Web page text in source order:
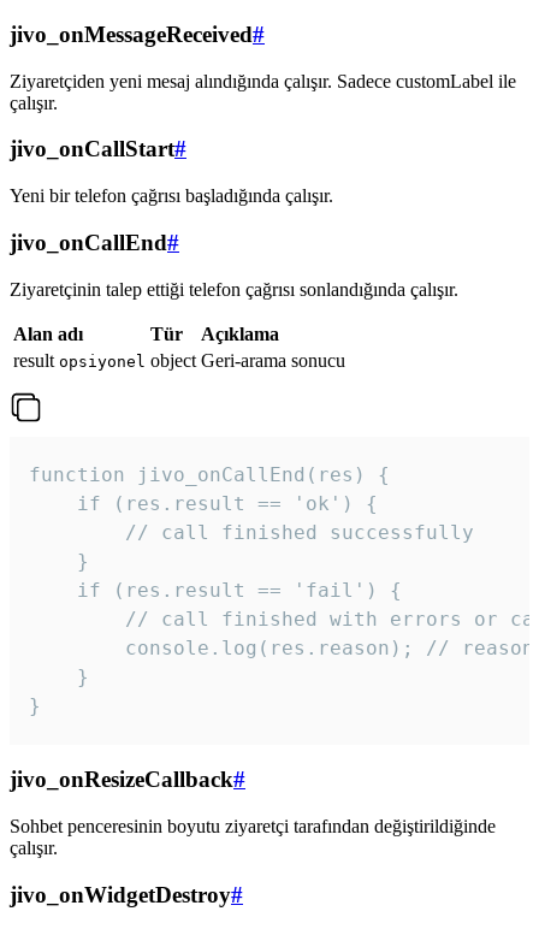
jivo_onMessageReceived#
Ziyaretçiden yeni mesaj alındığında çalışır. Sadece customLabel ile
çalışır.
jivo_onCallStart#
Yeni bir telefon çağrısı başladığında çalışır.
jivo_onCallEnd#
Ziyaretçinin talep ettiği telefon çağrısı sonlandığında çalışır.
Alan adı Tür
Açıklama
result opsiyonel object Geri-arama sonucu
function jivo_onCallEnd(res) {
    if (res.result == 'ok') {
        // call finished successfully
    }
    if (res.result == 'fail') {
// call finished with errors or
console.log(res.reason); //
    }
}
jivo_onResizeCallback#
Sohbet penceresinin boyutu ziyaretçi tarafından değiştirildiğinde
çalışır.
jivo_onWidgetDestroy#